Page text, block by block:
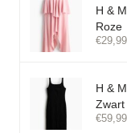
H &
Roze
€29,99
H &
Zwart
€59,99